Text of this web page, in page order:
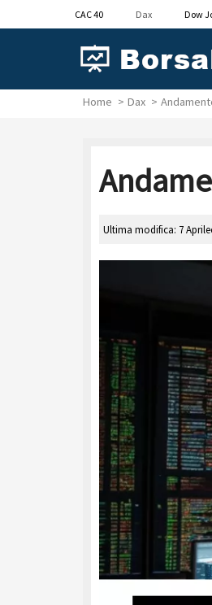
CAC 40 Dax Dow
Home Dax
Ultima modifica: 7